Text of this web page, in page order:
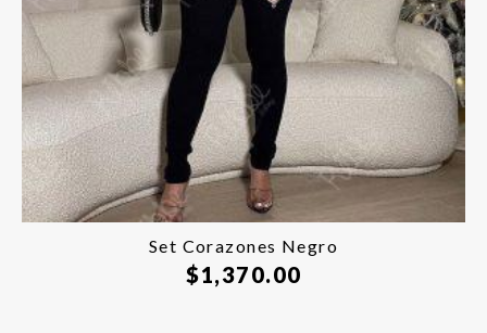
Set Corazones Negro
$1,370.00